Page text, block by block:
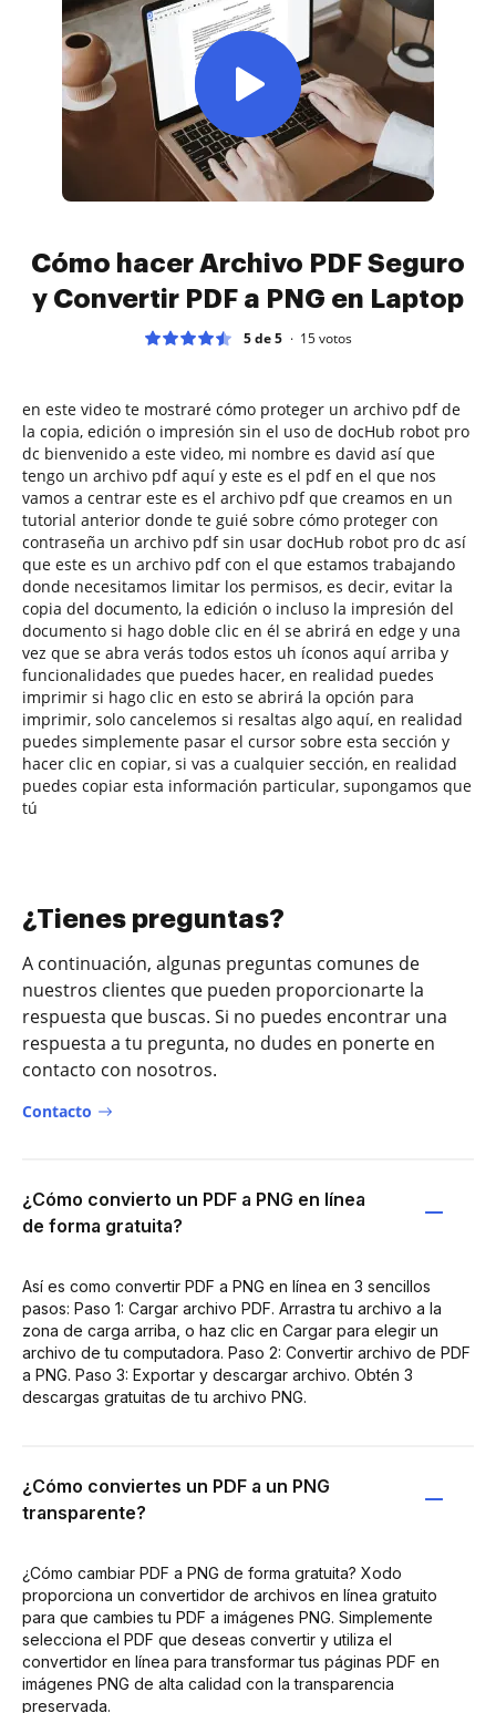
Cómo hacer Archivo PDF Seguro
y Convertir PDF a PNG en Laptop
5 de 5 15votos
en este video te mostraré cómo proteger un archivo pdf de
la copia, edición o impresión sin el uso de docHub robot pro
dc bienvenido a este video, mi nombre es david así que
tengo un archivo pdf aquí y este es el pdf en el que nos
vamos a centrar este es el archivo pdf que creamos en un
tutorial anterior donde te guié sobre cómo proteger con
contraseña un archivo pdf sin usar docHub robot pro dc así
que este es un archivo pdf con el que estamos trabajando
donde necesitamos limitar los permisos, es decir, evitar la
copia del documento, la edición o incluso la impresión del
documento si hago doble clic en él se abrirá en edge y una
vez que se abra verás todos estos uh íconos aquí arriba y
funcionalidades que puedes hacer, en realidad puedes
imprimir si hago clic en esto se abrirá la opción para
imprimir, solo cancelemos si resaltas algo aquí, en realidad
puedes simplemente pasar el cursor sobre esta sección y
hacer clic en copiar, si vas a cualquier sección, en realidad
puedes copiar esta información particular, supongamos que
tú
¿Tienes preguntas?
A continuación, algunas preguntas comunes de
nuestros clientes que pueden proporcionarte la
respuesta que buscas. Si no puedes encontrar una
respuesta a tu pregunta, no dudes en ponerte en
contacto con nosotros.
Contacto
¿Cómo convierto un PDF a PNG en línea
de forma gratuita?
Así es como convertir PDF a PNG en línea en 3 sencillos
pasos: Paso 1: Cargar archivo PDF. Arrastra tu archivo a la
zona de carga arriba, o haz clic en Cargar para elegir un
archivo de tu computadora. Paso 2: Convertir archivo de PDF
a PNG. Paso 3: Exportar y descargar archivo. Obtén 3
descargas gratuitas de tu archivo PNG.
¿Cómo conviertes un PDF a un PNG
transparente?
¿Cómo cambiar PDF a PNG de forma gratuita? Xodo
proporciona un convertidor de archivos en línea gratuito
para que cambies tu PDF a imágenes PNG. Simplemente
selecciona el PDF que deseas convertir y utiliza el
convertidor en línea para transformar tus páginas PDF en
imágenes PNG de alta calidad con la transparencia
preservada.